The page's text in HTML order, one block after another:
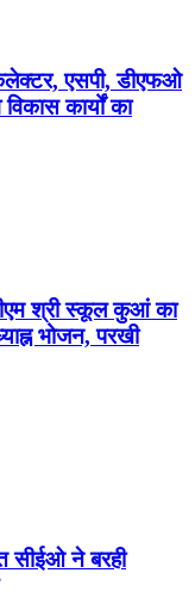
एसपी, डीएफओ
कार्यों का
श्री स्कूल कुआं का
भोजन, परखी
सीईओ ने बरही